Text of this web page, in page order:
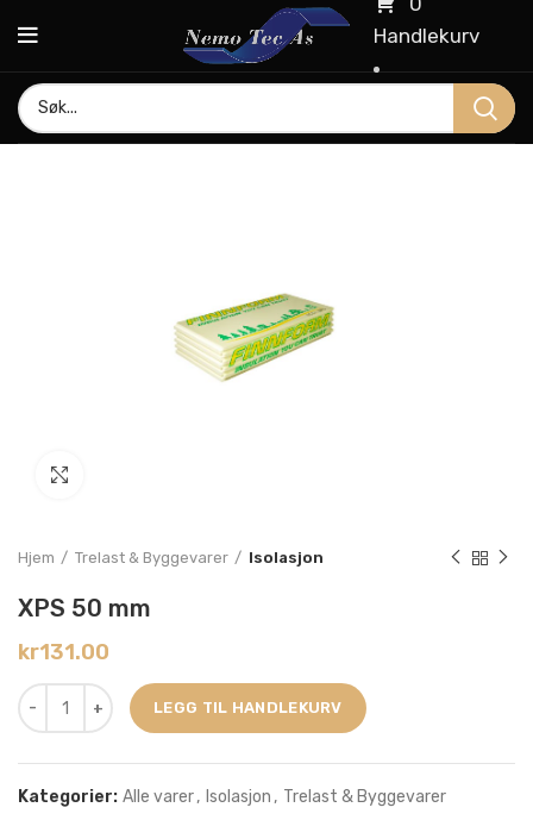
Handlekurv
Hjem Trelast & Byggevarer Isolasjon
XPS 50 mm
kr131.00
LEGG TIL HANDLEKURV
Kategorier: Alle varer, Isolasjon , Trelast & Byggevarer